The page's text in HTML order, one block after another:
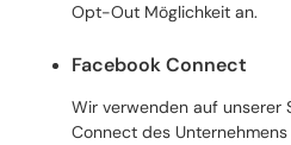
Opt-Out Möglichkeit an.
Facebook Connect
Wir verwenden auf unserer
Connect des